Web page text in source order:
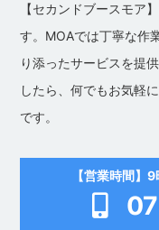
【セカンドブースモア
す。MOAでは丁寧な作
り添ったサービスを提
したら、何でもお気軽
です。
【営業時間】